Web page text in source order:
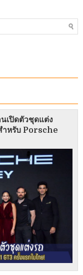
เปิดตัวชุดแต่ง
หรับ Porsche